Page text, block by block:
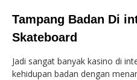
Tampang Badan Di
Skateboard
Jadi sangat banyak kasino di
kehidupan badan dengan